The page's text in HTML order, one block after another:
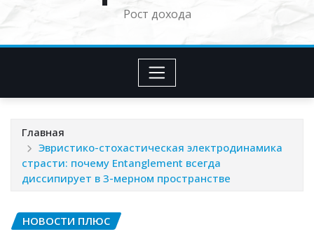
Рост дохода
Главная
Эвристико-стохастическая электродинамика
страсти: почему Entanglement всегда
диссипирует в 3-мерном пространстве
НОВОСТИ ПЛЮС